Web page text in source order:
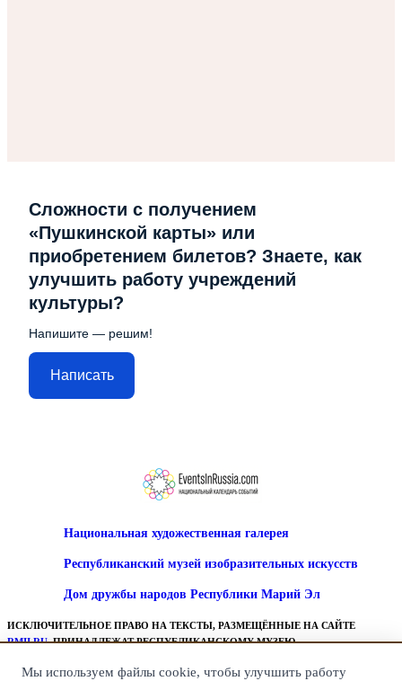
Сложности с получением
«Пушкинской карты» или
приобретением билетов? Знаете, как
улучшить работу учреждений
культуры?
Напишите — решим!
Написать
Национальная художественная галерея
Республиканский музей изобразительных искусств
Дом дружбы народов Республики Марий Эл
ИСКЛЮЧИТЕЛЬНОЕ ПРАВО НА ТЕКСТЫ, РАЗМЕЩЁННЫЕ НА САЙТЕ
RMII.RU, ПРИНАДЛЕЖАТ РЕСПУБЛИКАНСКОМУ МУЗЕЮ
ВСЕ ПРАВА НА ГРАФИЧЕСКИЕ, ВИДЕО И ИНЫЕ МАТЕРИАЛЫ,
Мы используем файлы cookie, чтобы улучшить работу